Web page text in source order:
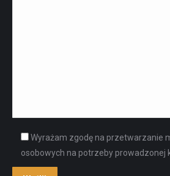
Wyrażam zgodę na przetwarzanie
osobowych na potrzeby prowadzonej